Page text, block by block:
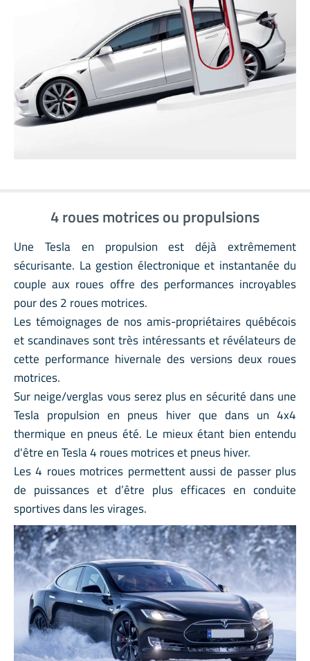
4 roues motrices ou propulsions
Une Tesla en propulsion est déjà extrêmement
sécurisante. La gestion électronique et instantanée du
couple aux roues offre des performances incroyables
pour des 2 roues motrices.
Les témoignages de nos amis-propriétaires québécois
et scandinaves sont très intéressants et révélateurs de
cette performance hivernale des versions deux roues
motrices.
Sur neige/verglas vous serez plus en sécurité dans une
Tesla propulsion en pneus hiver que dans un 4x4
thermique en pneus été. Le mieux étant bien entendu
d'être en Tesla 4 roues motrices et pneus hiver.
Les 4 roues motrices permettent aussi de passer plus
de puissances et d’être plus efficaces en conduite
sportives dans les virages.